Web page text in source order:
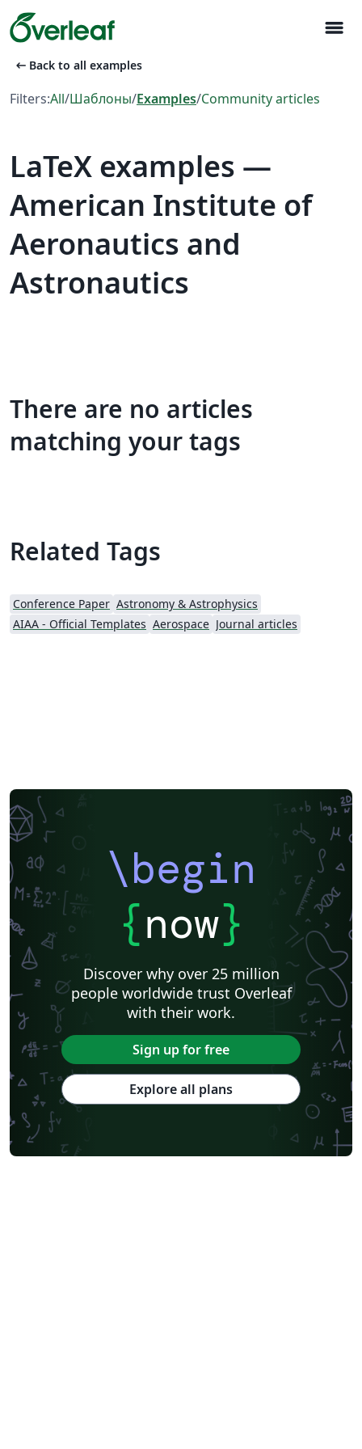
menu
arrow_left_alt Back to all examples
Filters:All/Шаблоны/Examples/Community articles
LaTeX examples —
American Institute of
Aeronautics and
Astronautics
There are no articles
matching your tags
Related Tags
Conference Paper Astronomy & Astrophysics
AIAA - Official Templates Aerospace Journal articles
\begin
{now}
Discover why over 25 million
people worldwide trust Overleaf
with their work.
Sign up for free
Explore all plans